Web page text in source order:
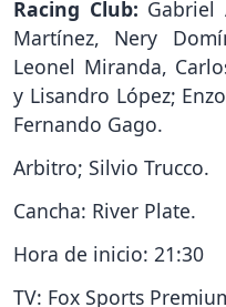
Racing Club: Gabriel
Martínez, Nery
Leonel Miranda,
y Lisandro López;
Fernando Gago.
Arbitro; Silvio Trucco.
Cancha: River Plate.
Hora de inicio: 21:30
TV: Fox Sports